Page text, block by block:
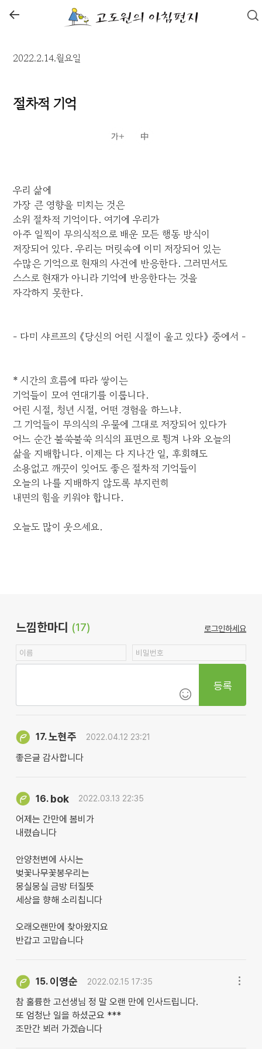
←
2022.2.14.월요일
절차적 기억
우리 삶에
가장 큰 영향을 미치는 것은
소위 절차적 기억이다. 여기에 우리가
아주 일찍이 무의식적으로 배운 모든 행동 방식이
저장되어 있다. 우리는 머릿속에 이미 저장되어 있는
수많은 기억으로 현재의 사건에 반응한다. 그러면서도
스스로 현재가 아니라 기억에 반응한다는 것을
자각하지 못한다.
- 다미 샤르프의 《당신의 어린 시절이 울고 있다》 중에서 -
* 시간의 흐름에 따라 쌓이는
기억들이 모여 연대기를 이룹니다.
어린 시절, 청년 시절, 어떤 경험을 하느냐.
그 기억들이 무의식의 우물에 그대로 저장되어 있다가
어느 순간 불쑥불쑥 의식의 표면으로 튕겨 나와 오늘의
삶을 지배합니다. 이제는 다 지나간 일, 후회해도
소용없고 깨끗이 잊어도 좋은 절차적 기억들이
오늘의 나를 지배하지 않도록 부지런히
내면의 힘을 키워야 합니다.
오늘도 많이 웃으세요.
느낌한마디 (17) 로그인하세요
등록
17.노현주 2022.04.12 23:21
좋은글 감사합니다
16. bok 2022.03.13 22:35
어제는 간만에 봄비가
내렸습니다
안양천변에 사시는
벚꽃나무꽃봉우리는
몽실몽실 금방 터질뜻
세상을 향해 소리칩니다
오래오랜만에 찾아왔지요
반갑고 고맙습니다
15. 이영순 2022.02.15 17:35
참 훌륭한 고선생님 정 말 오랜 만에 인사드립니다.
또 엄청난 일을 하셨군요 ***
조만간 뵈러 가겠습니다